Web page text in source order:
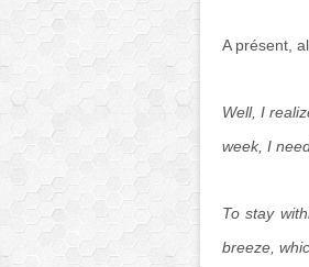
A présent,
Well, I
week, I
To stay
breeze,